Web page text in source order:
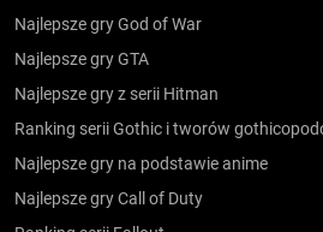
Najlepsze gry God of War
Najlepsze gry GTA
Najlepsze gry z serii Hitman
Ranking serii Gothic i tworów
Najlepsze gry na podstawie anime
Najlepsze gry Call of Duty